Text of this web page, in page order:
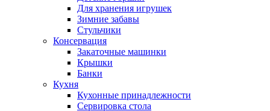
Для хранения игрушек
Зимние забавы
Стульчики
Консервация
Закаточные машинки
Крышки
Банки
Кухня
Кухонные принадлежности
Сервировка стола